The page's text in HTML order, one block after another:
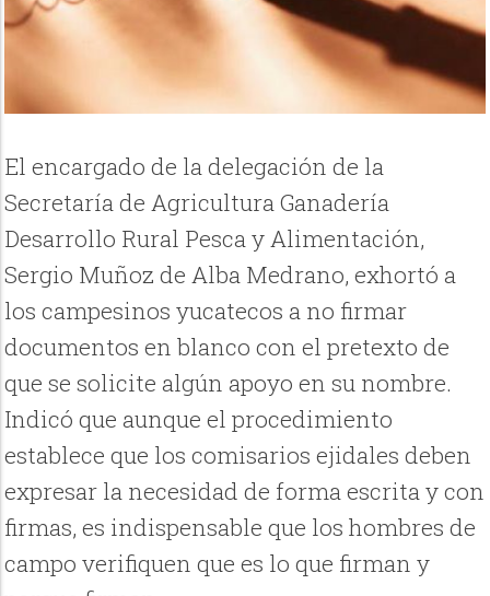
El encargado de la delegación de la
Secretaría de Agricultura Ganadería
Desarrollo Rural Pesca y Alimentación,
Sergio Muñoz de Alba Medrano, exhortó a
los campesinos yucatecos a no firmar
documentos en blanco con el pretexto de
que se solicite algún apoyo en su nombre.
Indicó que aunque el procedimiento
establece que los comisarios ejidales deben
expresar la necesidad de forma escrita y con
firmas, es indispensable que los hombres de
campo verifiquen que es lo que firman y